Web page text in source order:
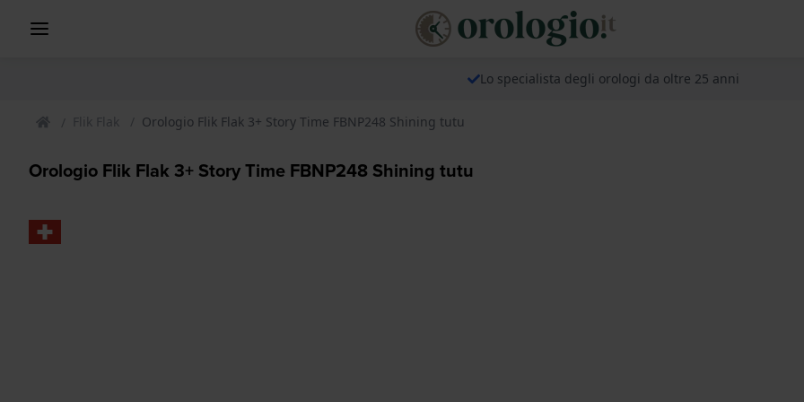
Lo specialista degli orologi da oltre 25 anni
Flik Flak Orologio Flik Flak 3+ Story Time FBNP248 Shining tutu
Orologio Flik Flak 3+ Story Time FBNP248 Shining tutu